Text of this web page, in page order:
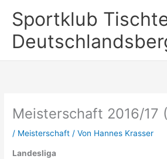
Inhalt
springen
Sportklub
Meisterschaft 2016/17
/ Meisterschaft / Von Hannes Krasser
Landesliga